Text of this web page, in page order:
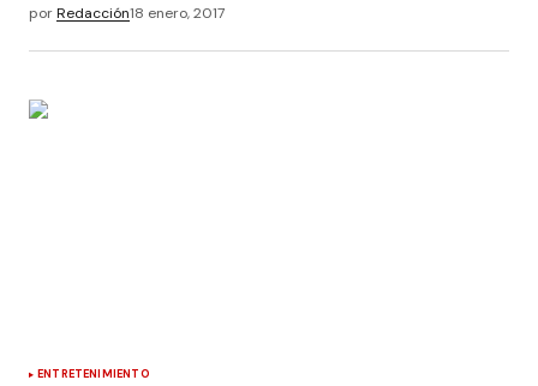
porRedacción18 enero, 2017
ENTRETENIMIENTO